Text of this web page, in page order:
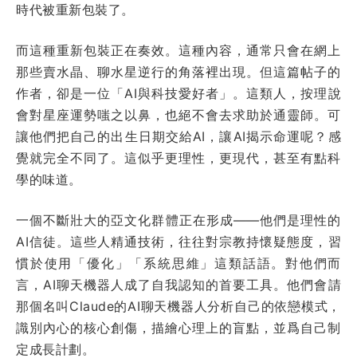
時代被重新包裝了。
而這種重新包裝正在奏效。這種內容，通常只會在網上
那些賣水晶、聊水星逆行的角落裡出現。但這篇帖子的
作者，卻是一位「AI與科技愛好者」。這類人，按理說
會對星座運勢嗤之以鼻，也絕不會去求助於通靈師。可
讓他們把自己的出生日期交給AI，讓AI揭示命運呢？感
覺就完全不同了。這似乎更理性，更現代，甚至有點科
學的味道。
一個不斷壯大的亞文化群體正在形成——他們是理性的
AI信徒。這些人精通技術，往往對宗教持懷疑態度，習
慣於使用「優化」「系統思維」這類話語。對他們而
言，AI聊天機器人成了自我認知的首要工具。他們會請
那個名叫Claude的AI聊天機器人分析自己的依戀模式，
識別內心的核心創傷，描繪心理上的盲點，並爲自己制
定成長計劃。